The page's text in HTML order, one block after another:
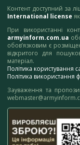
Контент доступний за
International license
При використанні
armyinform.com.ua
обов’язковим є
відкритого для
матеріал.
Політика користування
Політика використання
Зауваження та